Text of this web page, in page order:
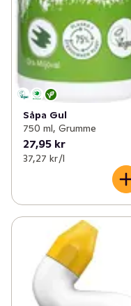
Såpa Gul
750 ml, Grumme
27,95 kr
37,27 kr /l